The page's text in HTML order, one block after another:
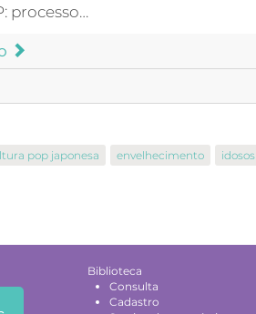
processo…
pop japonesa envelhecimento idosos
Biblioteca
Consulta
Cadastro